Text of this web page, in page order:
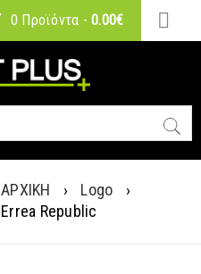
0 Προϊόντα - 0.00€
ΑΡΧΙΚΗ › Logo
›
Errea Republic